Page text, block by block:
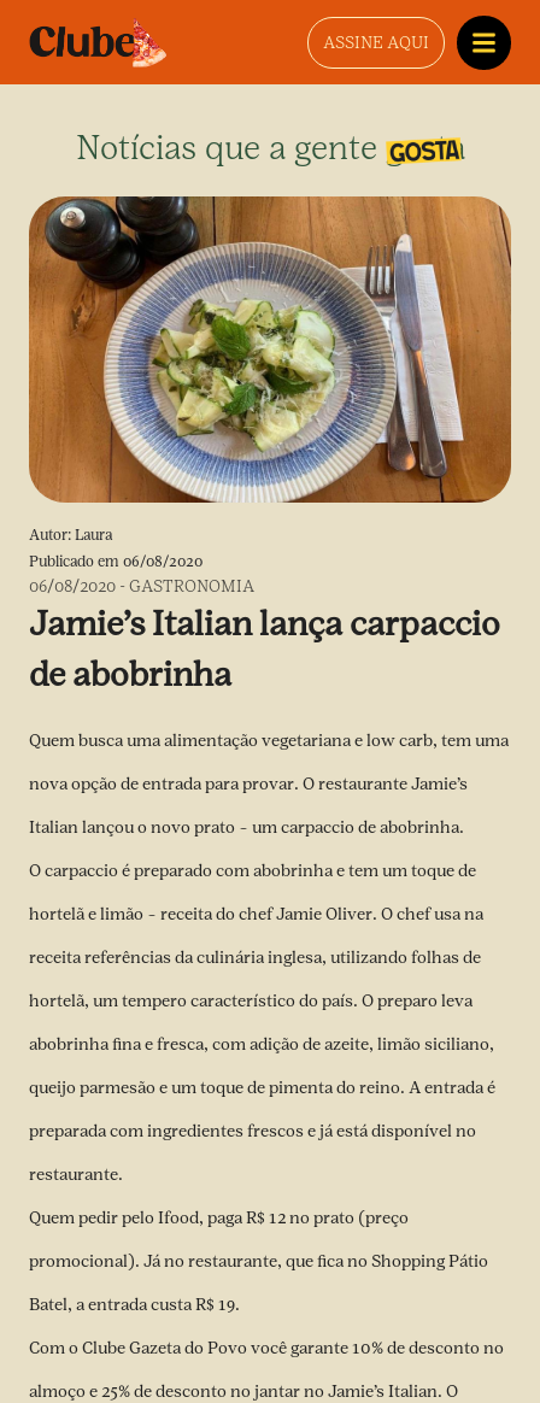
ASSINE AQUI
Notícias que a gente gosta
Autor: Laura
Publicado em 06/08/2020
06/08/2020 -GASTRONOMIA
Jamie’s Italian lança carpaccio
de abobrinha
Quem busca uma alimentação vegetariana e low carb, tem uma
nova opção de entrada para provar. O restaurante Jamie’s
Italian lançou o novo prato – um carpaccio de abobrinha.
O carpaccio é preparado com abobrinha e tem um toque de
hortelã e limão – receita do chef Jamie Oliver. O chef usa na
receita referências da culinária inglesa, utilizando folhas de
hortelã, um tempero característico do país. O preparo leva
abobrinha fina e fresca, com adição de azeite, limão siciliano,
queijo parmesão e um toque de pimenta do reino. A entrada é
preparada com ingredientes frescos e já está disponível no
restaurante.
Quem pedir pelo Ifood, paga R$ 12 no prato (preço
promocional). Já no restaurante, que fica no Shopping Pátio
Batel, a entrada custa R$ 19.
Com o Clube Gazeta do Povo você garante 10% de desconto no
almoço e 25% de desconto no jantar no Jamie’s Italian. O